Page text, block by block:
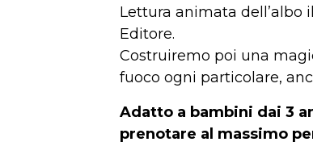
Lettura animata dell’albo
Editore.
Costruiremo poi una
fuoco ogni particolare,
Adatto a bambini dai 3
prenotare al massimo